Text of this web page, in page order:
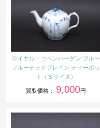
ロイヤル・コペンハーゲン ブルー
フルーテッドプレイン ティーポッ
ト（Ｓサイズ）
買取価格： 9,000円